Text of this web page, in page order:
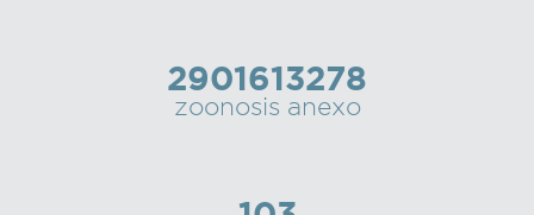
2901613278
zoonosis anexo